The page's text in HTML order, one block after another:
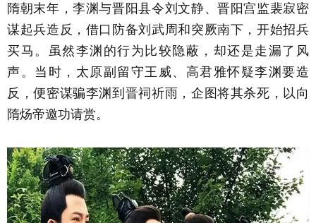
隋朝末年，李渊与晋阳县令刘文静、晋阳宫监裴寂密
谋起兵造反，借口防备刘武周和突厥南下，开始招兵
买马。虽然李渊的行为比较隐蔽，却还是走漏了风
声。当时，太原副留守王威、高君雅怀疑李渊要造
反，便密谋骗李渊到晋祠祈雨，企图将其杀死，以向
隋炀帝邀功请赏。